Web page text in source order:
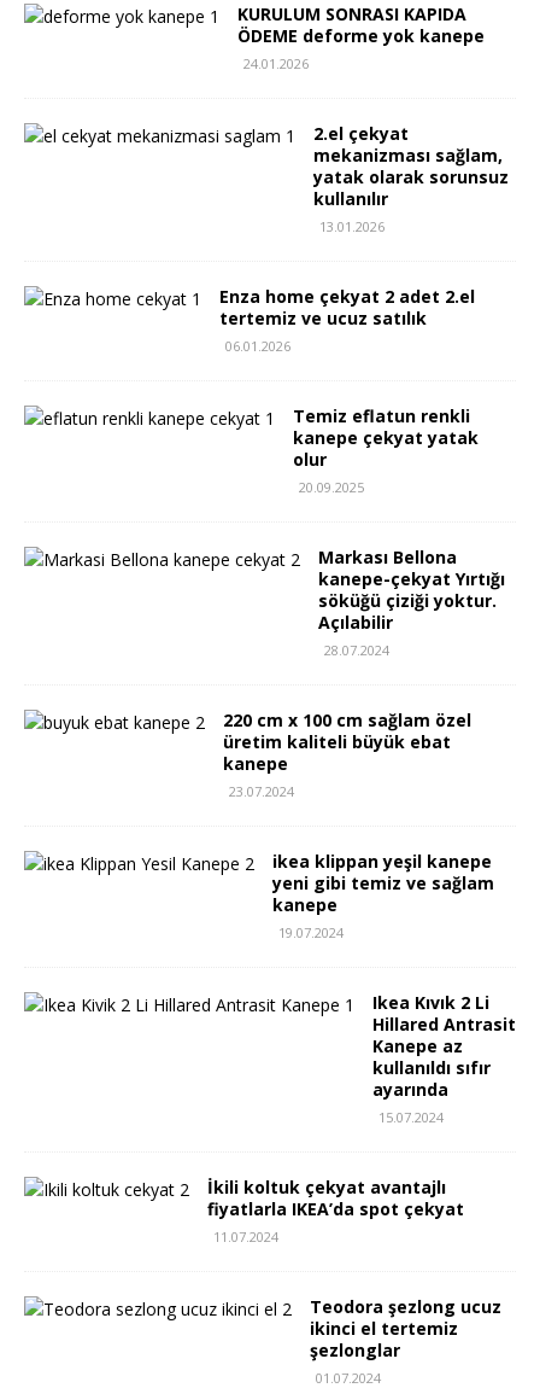
KURULUM SONRASI KAPIDA
ÖDEME deforme yok kanepe
24.01.2026
2.el çekyat
mekanizması sağlam,
yatak olarak sorunsuz
kullanılır
13.01.2026
Enza home çekyat 2 adet 2.el
tertemiz ve ucuz satılık
06.01.2026
Temiz eflatun renkli
kanepe çekyat yatak
olur
20.09.2025
Markası Bellona
kanepe-çekyat Yırtığı
söküğü çiziği yoktur.
Açılabilir
28.07.2024
220 cm x 100 cm sağlam özel
üretim kaliteli büyük ebat
kanepe
23.07.2024
ikea klippan yeşil kanepe
yeni gibi temiz ve sağlam
kanepe
19.07.2024
Ikea Kıvık 2 Li
Hillared Antrasit
Kanepe az
kullanıldı sıfır
ayarında
15.07.2024
İkili koltuk çekyat avantajlı
fiyatlarla IKEA’da spot çekyat
11.07.2024
Teodora şezlong ucuz
ikinci el tertemiz
şezlonglar
01.07.2024